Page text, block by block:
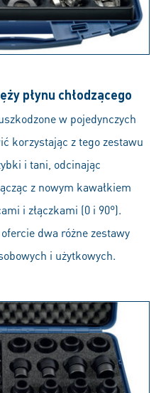
płynu chłodzącego
w pojedynczych
korzystając z tego zestawu
i tani, odcinając
z nowym kawałkiem
i złączkami (0 i 90°).
dwa różne zestawy
i użytkowych.